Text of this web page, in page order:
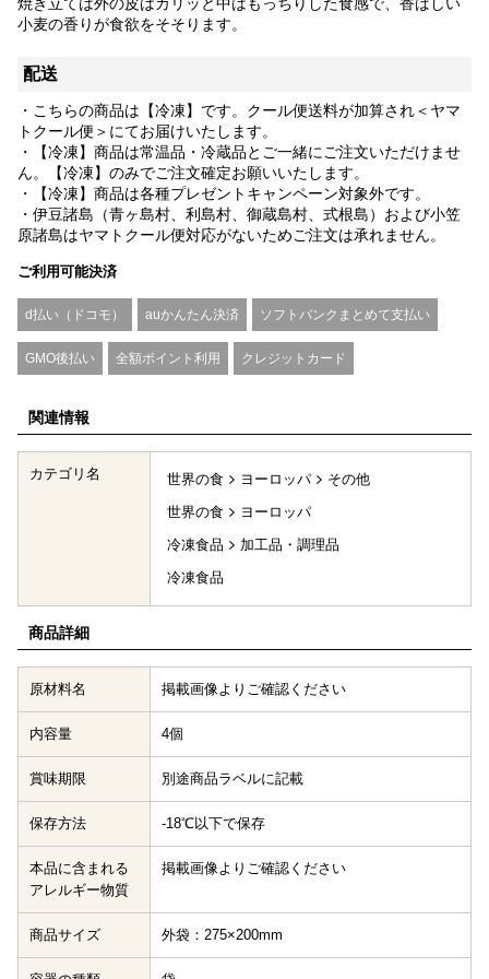
小麦の香りが食欲をそそります。
配送
・こちらの商品は【冷凍】です。クール便送料が加算され＜ヤマ
トクール便＞にてお届けいたします。
・【冷凍】商品は常温品・冷蔵品とご一緒にご注文いただけませ
ん。【冷凍】のみでご注文確定お願いいたします。
・【冷凍】商品は各種プレゼントキャンペーン対象外です。
・伊豆諸島（青ヶ島村、利島村、御蔵島村、式根島）および小笠
原諸島はヤマトクール便対応がないためご注文は承れません。
ご利用可能決済
d払い（ドコモ） auかんたん決済 ソフトバンクまとめて支払い
GMO後払い 全額ポイント利用 クレジットカード
関連情報
カテゴリ名 世界の食 ヨーロッパ
その他
世界の食
ヨーロッパ
冷凍食品
加工品・調理品
冷凍食品
商品詳細
原材料名 掲載画像よりご確認ください
内容量 4個
賞味期限 別途商品ラベルに記載
保存方法 -18℃以下で保存
本品に含まれる
アレルギー物質
掲載画像よりご確認ください
商品サイズ 外袋：275×200mm